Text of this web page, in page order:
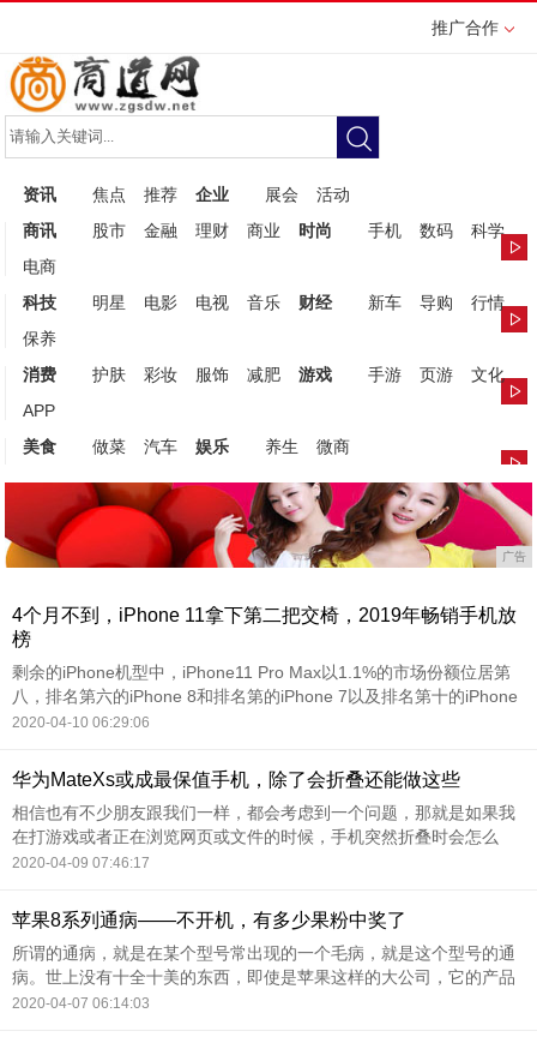
推广合作
资讯 焦点 推荐 企业 展会
活动
商讯
股市 金融 理财 商业 时尚 手机 数码
科学
电商
科技
明星 电影 电视 音乐 财经 新车 导购
行情
保养
消费
护肤 彩妆 服饰 减肥 游戏 手游 页游
文化
APP
美食
做菜 汽车 娱乐 养生 微商
广告
4个月不到，iPhone 11拿下第二把交椅，2019年畅销手机放
榜
剩余的iPhone机型中，iPhone11 Pro Max以1.1%的市场份额位居第
八，排名第六的iPhone 8和排名第的iPhone 7以及排名第十的iPhone
XS Max，市场份额分别为1.2%、1.1%和1.0%。
2020-04-10 06:29:06
华为MateXs或成最保值手机，除了会折叠还能做这些
相信也有不少朋友跟我们一样，都会考虑到一个问题，那就是如果我
在打游戏或者正在浏览网页或文件的时候，手机突然折叠时会怎么
样，答案是由于华为MateXs内置了一套完整的折叠应用交互体系，应
支持分屏模式或者全新的“平行视界”两
2020-04-09 07:46:17
苹果8系列通病——不开机，有多少果粉中奖了
所谓的通病，就是在某个型号常出现的一个毛病，就是这个型号的通
病。世上没有十全十美的东西，即使是苹果这样的大公司，它的产品
也不是十全十美的。此篇文章就说说苹果8的通病之不开机。
2020-04-07 06:14:03